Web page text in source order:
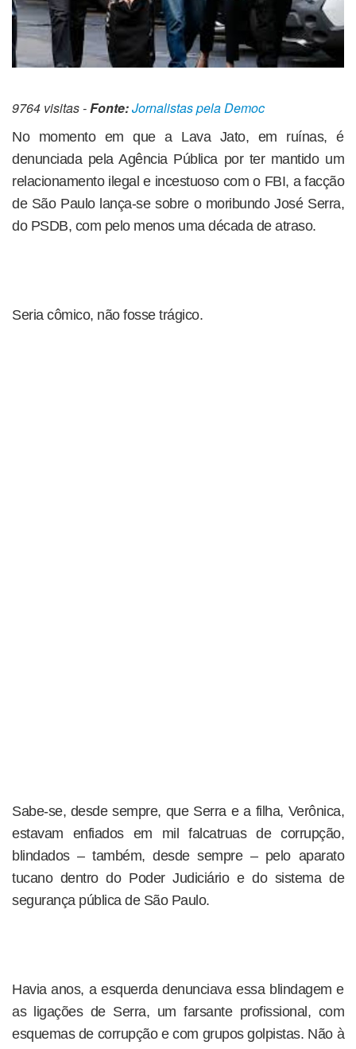
9764 visitas -Fonte:Jornalistas pela Democ
No momento em que a Lava Jato, em ruínas, é
denunciada pela Agência Pública por ter mantido um
relacionamento ilegal e incestuoso com o FBI, a facção
de São Paulo lança-se sobre o moribundo José Serra,
do PSDB, com pelo menos uma década de atraso.
Seria cômico, não fosse trágico.
Sabe-se, desde sempre, que Serra e a filha, Verônica,
estavam enfiados em mil falcatruas de corrupção,
blindados – também, desde sempre – pelo aparato
tucano dentro do Poder Judiciário e do sistema de
segurança pública de São Paulo.
Havia anos, a esquerda denunciava essa blindagem e
as ligações de Serra, um farsante profissional, com
esquemas de corrupção e com grupos golpistas. Não à